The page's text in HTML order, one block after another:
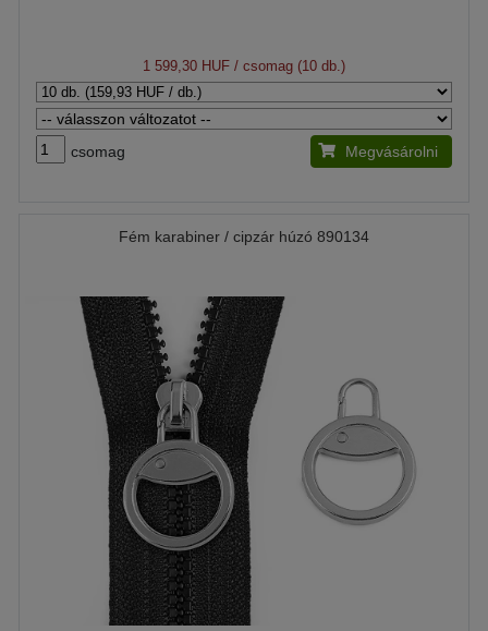
1 599,30 HUF / csomag (10 db.)
csomag Megvásárolni
Fém karabiner / cipzár húzó 890134